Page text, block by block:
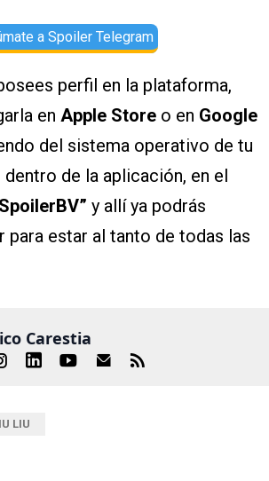
a Spoiler Telegram
perfil en la plataforma,
en Apple Store o en Google
del sistema operativo de tu
dentro de la aplicación, en el
y allí ya podrás
para estar al tanto de todas las
Carestia
LIU